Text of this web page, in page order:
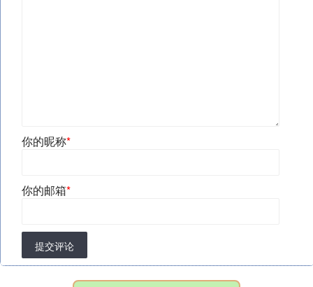
你的昵称*
你的邮箱*
提交评论